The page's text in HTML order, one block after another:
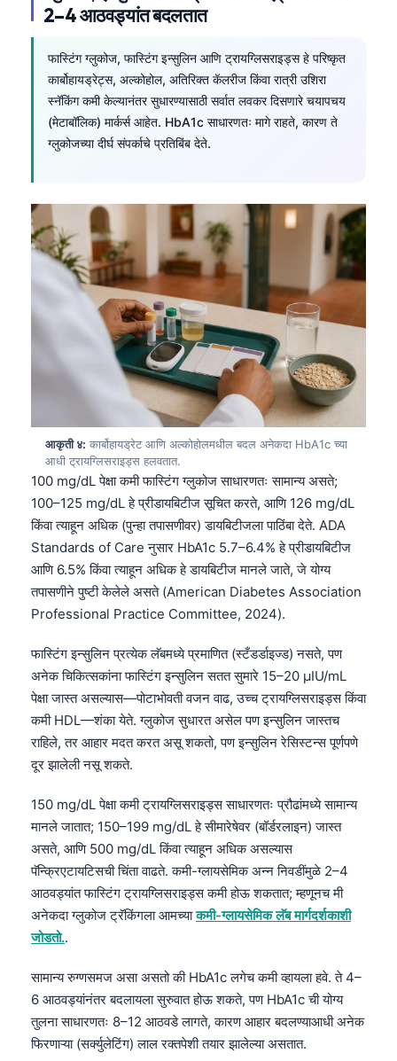
2–4 आठवड्यांत बदलतात
फास्टिंग ग्लुकोज, फास्टिंग इन्सुलिन आणि ट्रायग्लिसराइड्स हे परिष्कृत
कार्बोहायड्रेट्स, अल्कोहोल, अतिरिक्त कॅलरीज किंवा रात्री उशिरा
स्नॅकिंग कमी केल्यानंतर सुधारण्यासाठी सर्वात लवकर दिसणारे चयापचय
(मेटाबॉलिक) मार्कर्स आहेत. HbA1c साधारणतः मागे राहते, कारण ते
ग्लुकोजच्या दीर्घ संपर्काचे प्रतिबिंब देते.
आकृती ४: कार्बोहायड्रेट आणि अल्कोहोलमधील बदल अनेकदा HbA1c च्या
आधी ट्रायग्लिसराइड्स हलवतात.
100 mg/dL पेक्षा कमी फास्टिंग ग्लुकोज साधारणतः सामान्य असते;
100–125 mg/dL हे प्रीडायबिटीज सूचित करते, आणि 126 mg/dL
किंवा त्याहून अधिक (पुन्हा तपासणीवर) डायबिटीजला पाठिंबा देते. ADA
Standards of Care नुसार HbA1c 5.7–6.4% हे प्रीडायबिटीज
आणि 6.5% किंवा त्याहून अधिक हे डायबिटीज मानले जाते, जे योग्य
तपासणीने पुष्टी केलेले असते (American Diabetes Association
Professional Practice Committee, 2024).
फास्टिंग इन्सुलिन प्रत्येक लॅबमध्ये प्रमाणित (स्टँडर्डाइज्ड) नसते, पण
अनेक चिकित्सकांना फास्टिंग इन्सुलिन सतत सुमारे 15–20 µIU/mL
पेक्षा जास्त असल्यास—पोटाभोवती वजन वाढ, उच्च ट्रायग्लिसराइड्स किंवा
कमी HDL—शंका येते. ग्लुकोज सुधारत असेल पण इन्सुलिन जास्तच
राहिले, तर आहार मदत करत असू शकतो, पण इन्सुलिन रेसिस्टन्स पूर्णपणे
दूर झालेली नसू शकते.
150 mg/dL पेक्षा कमी ट्रायग्लिसराइड्स साधारणतः प्रौढांमध्ये सामान्य
मानले जातात; 150–199 mg/dL हे सीमारेषेवर (बॉर्डरलाइन) जास्त
असते, आणि 500 mg/dL किंवा त्याहून अधिक असल्यास
पॅन्क्रिएटायटिसची चिंता वाढते. कमी-ग्लायसेमिक अन्न निवडींमुळे 2–4
आठवड्यांत फास्टिंग ट्रायग्लिसराइड्स कमी होऊ शकतात; म्हणूनच मी
अनेकदा ग्लुकोज ट्रॅकिंगला आमच्याकमी-ग्लायसेमिक लॅब मार्गदर्शकाशी
जोडतो..
सामान्य रुग्णसमज असा असतो की HbA1c लगेच कमी व्हायला हवे. ते 4–
6 आठवड्यांनंतर बदलायला सुरुवात होऊ शकते, पण HbA1c ची योग्य
तुलना साधारणतः 8–12 आठवडे लागते, कारण आहार बदलण्याआधी अनेक
फिरणाऱ्या (सर्क्युलेटिंग) लाल रक्तपेशी तयार झालेल्या असतात.